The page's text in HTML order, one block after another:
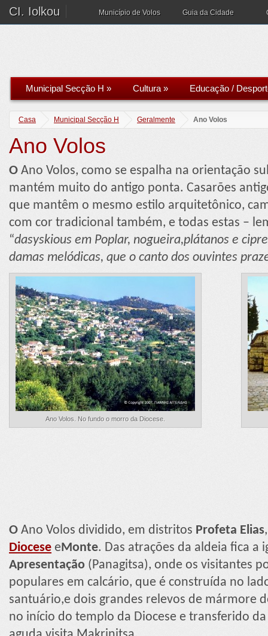
CI. Iolkou Município de Volos Guia da Cidade
Municipal Secção H » Cultura» Educação /
Casa Municipal Secção H Geralmente Ano Volos
Ano Volos
O Ano Volos, como se espalha na orientação
mantém muito do antigo ponta. Casarões
que mantêm o mesmo estilo arquitetônico,
com cor tradicional também, e todas estas –
“dasyskious em Poplar, nogueira,plátanos e
damas melódicas, que o canto dos ouvintes
Ano Volos. No fundo o morro da Diocese.
O Ano Volos dividido, em distritos Profeta Elias
Diocese e Monte. Das atrações da aldeia fica a
Apresentação (Panagitsa), onde os visitantes
populares em calcário, que é construída no
santuário,e dois grandes relevos de mármore
no início do templo da Diocese e transferido